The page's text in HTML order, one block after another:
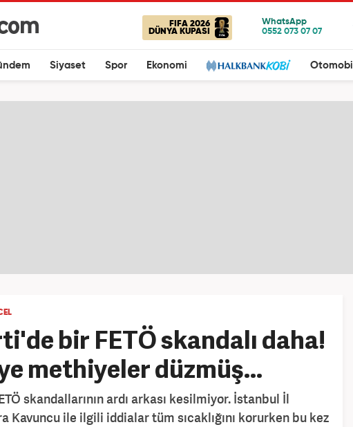
FIFA 2026
DÜNYA KUPASI
Siyaset Spor Ekonomi Otomobil
bir FETÖ skandalı daha!
methiyeler düzmüş...
skandallarının ardı arkası kesilmiyor. İstanbul İl
Kavuncu ile ilgili iddialar tüm sıcaklığını korurken bu kez